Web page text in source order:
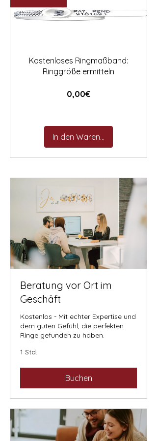
Kostenloses Ringmaßband:
Ringgröße ermitteln
0,00€Preis
In den Warenkorb
Beratung vor Ort im
Geschäft
Kostenlos - Mit echter Expertise und
dem guten Gefühl, die perfekten
Ringe gefunden zu haben.
1 Std.
Buchen